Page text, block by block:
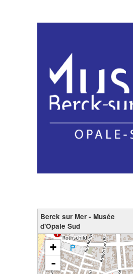
Berck sur Mer - Musée
d'Opale Sud
chargement de la carte - veuillez patienter...
+
-